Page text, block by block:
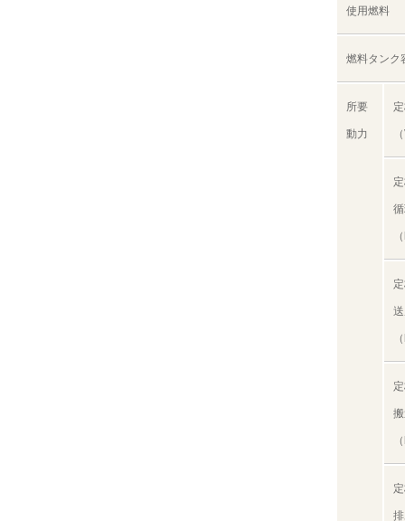
使用燃料
燃料タンク
所要
動力